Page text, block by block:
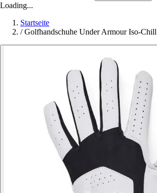
Loading...
Startseite
/ Golfhandschuhe Under Armour Iso-Chill